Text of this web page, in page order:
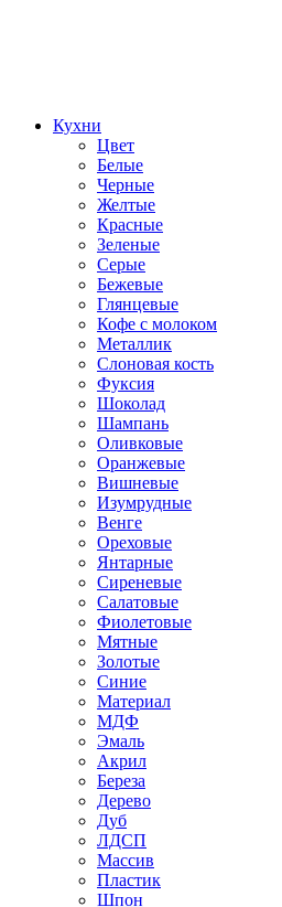
Кухни
Цвет
Белые
Черные
Желтые
Красные
Зеленые
Серые
Бежевые
Глянцевые
Кофе с молоком
Металлик
Слоновая кость
Фуксия
Шоколад
Шампань
Оливковые
Оранжевые
Вишневые
Изумрудные
Венге
Ореховые
Янтарные
Сиреневые
Салатовые
Фиолетовые
Мятные
Золотые
Синие
Материал
МДФ
Эмаль
Акрил
Береза
Дерево
Дуб
ЛДСП
Массив
Пластик
Шпон